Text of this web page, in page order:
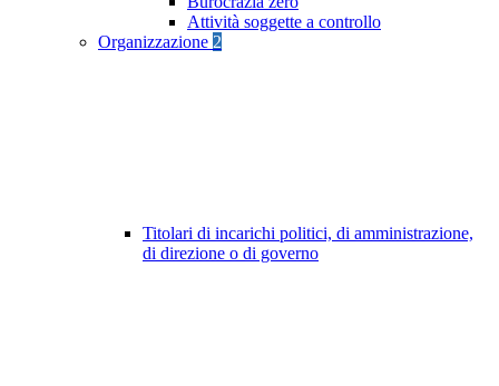
Attività soggette a controllo
Organizzazione 2
Titolari di incarichi politici, di amministrazione,
di direzione o di governo